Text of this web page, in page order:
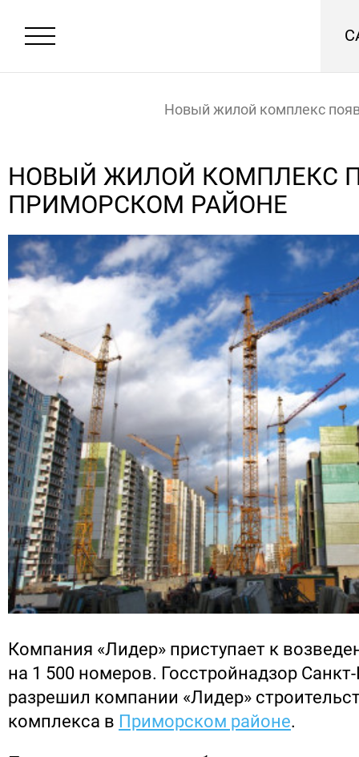
Новый жилой комплекс
НОВЫЙ ЖИЛОЙ КОМПЛЕКС
ПРИМОРСКОМ РАЙОНЕ
Компания «Лидер» приступает к
на 1 500 номеров. Госстройнадзор Санкт-
разрешил компании «Лидер»
комплекса в Приморском районе.